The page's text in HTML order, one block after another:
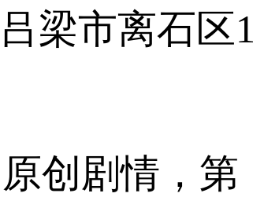
梁市离石区1
创剧情，第